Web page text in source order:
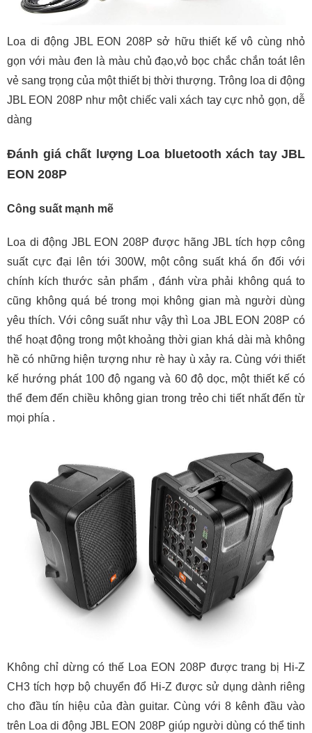
Loa di động JBL EON 208P sở hữu thiết kế vô cùng nhỏ
gọn với màu đen là màu chủ đạo,vỏ bọc chắc chắn toát lên
vẻ sang trọng của một thiết bị thời thượng. Trông loa di động
JBL EON 208P như một chiếc vali xách tay cực nhỏ gọn, dễ
dàng
Đánh giá chất lượng Loa bluetooth xách tay JBL
EON 208P
Công suất mạnh mẽ
Loa di động JBL EON 208P được hãng JBL tích hợp công
suất cực đại lên tới 300W, một công suất khá ổn đối với
chính kích thước sản phẩm , đánh vừa phải không quá to
cũng không quá bé trong mọi không gian mà người dùng
yêu thích. Với công suất như vậy thì Loa JBL EON 208P có
thể hoạt động trong một khoảng thời gian khá dài mà không
hề có những hiện tượng như rè hay ù xảy ra. Cùng với thiết
kế hướng phát 100 độ ngang và 60 độ dọc, một thiết kế có
thể đem đến chiều không gian trong trẻo chi tiết nhất đến từ
mọi phía .
Không chỉ dừng có thế Loa EON 208P được trang bị Hi-Z
CH3 tích hợp bộ chuyển đổ Hi-Z được sử dụng dành riêng
cho đầu tín hiệu của đàn guitar. Cùng với 8 kênh đầu vào
trên Loa di động JBL EON 208P giúp người dùng có thể tinh